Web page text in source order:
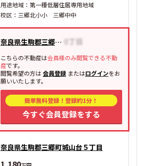
用途地域：第一種低層住居専用地域
校区：三郷北小小 三郷中中
奈良県生駒郡三郷町夕陽ケ丘
こちらの不動産は会員様のみ閲覧できる不動
産です。
閲覧希望の方は会員登録またはログインをお
願いいたします。
簡単無料登録！登録約1分！
今すぐ会員登録をする
奈良県生駒郡三郷町城山台５丁目